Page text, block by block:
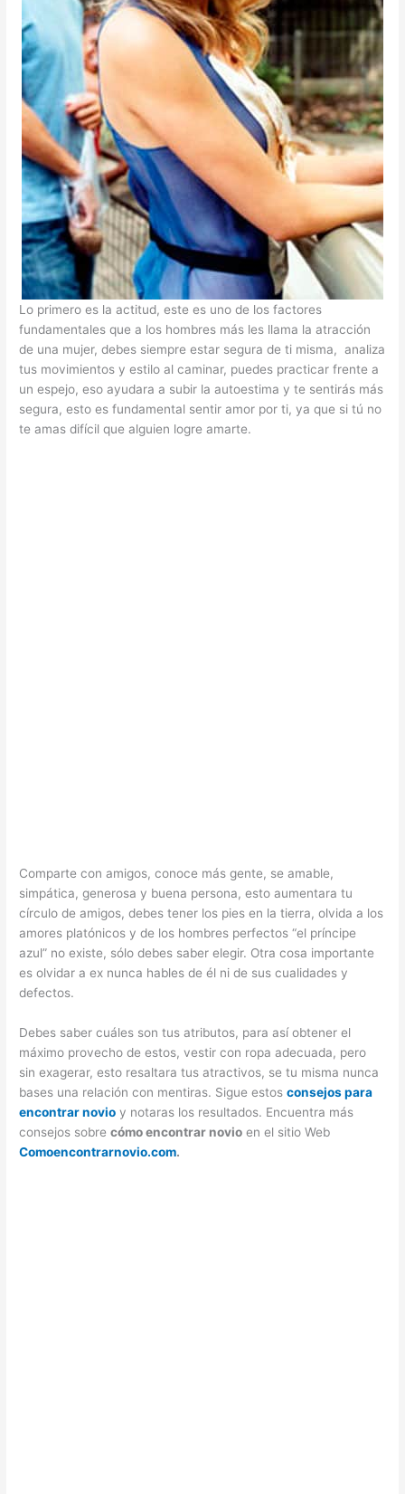
Lo primero es la actitud, este es uno de los factores
fundamentales que a los hombres más les llama la atracción
de una mujer, debes siempre estar segura de ti misma, analiza
tus movimientos y estilo al caminar, puedes practicar frente a
un espejo, eso ayudara a subir la autoestima y te sentirás más
segura, esto es fundamental sentir amor por ti, ya que si tú no
te amas difícil que alguien logre amarte.
Comparte con amigos, conoce más gente, se amable,
simpática, generosa y buena persona, esto aumentara tu
círculo de amigos, debes tener los pies en la tierra, olvida a los
amores platónicos y de los hombres perfectos “el príncipe
azul” no existe, sólo debes saber elegir. Otra cosa importante
es olvidar a ex nunca hables de él ni de sus cualidades y
defectos.
Debes saber cuáles son tus atributos, para así obtener el
máximo provecho de estos, vestir con ropa adecuada, pero
sin exagerar, esto resaltara tus atractivos, se tu misma nunca
bases una relación con mentiras. Sigue estosconsejos para
encontrar novio y notaras los resultados. Encuentra más
consejos sobrecómo encontrar novio en el sitio Web
Comoencontrarnovio.com.